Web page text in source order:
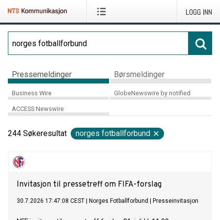
LOGG INN
Pressemeldinger Børsmeldinger
Business Wire GlobeNewswire by notified
ACCESS Newswire
244 Søkeresultat norges fotballforbund
Invitasjon til pressetreff om FIFA-forslag
30.7.2026 17:47:08 CEST Norges Fotballforbund Presseinvitasjon